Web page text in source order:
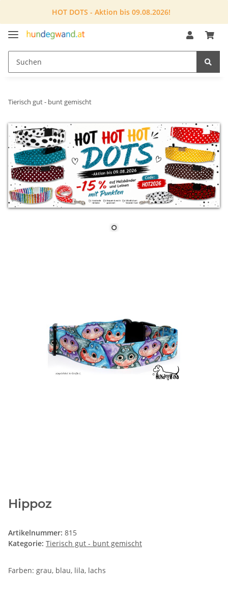
HOT DOTS - Aktion bis 09.08.2026!
Tierisch gut - bunt gemischt
Hippoz
Artikelnummer: 815
Kategorie: Tierisch gut - bunt gemischt
Farben: grau, blau, lila, lachs